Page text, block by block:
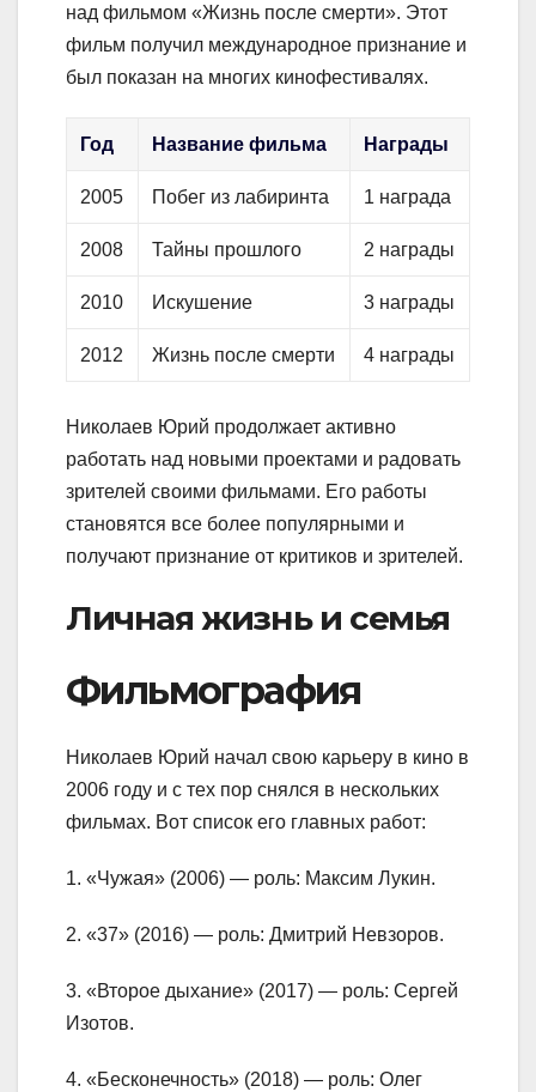
над фильмом «Жизнь после смерти». Этот
фильм получил международное признание и
был показан на многих кинофестивалях.
Год Название фильма Награды
2005 Побег из лабиринта 1 награда
2008 Тайны прошлого 2 награды
2010 Искушение 3 награды
2012 Жизнь после смерти 4 награды
Николаев Юрий продолжает активно
работать над новыми проектами и радовать
зрителей своими фильмами. Его работы
становятся все более популярными и
получают признание от критиков и зрителей.
Личная жизнь и семья
Фильмография
Николаев Юрий начал свою карьеру в кино в
2006 году и с тех пор снялся в нескольких
фильмах. Вот список его главных работ:
1. «Чужая» (2006) — роль: Максим Лукин.
2. «37» (2016) — роль: Дмитрий Невзоров.
3. «Второе дыхание» (2017) — роль: Сергей
Изотов.
4. «Бесконечность» (2018) — роль: Олег